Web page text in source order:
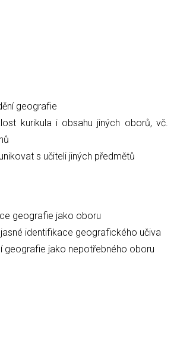
geografie
kurikula i obsahu jiných oborů, vč.
s učiteli jiných předmětů
geografie jako oboru
identifikace geografického učiva
geografie jako nepotřebného oboru